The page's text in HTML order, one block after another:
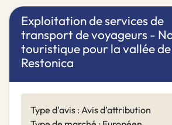
Exploitation de services de
transport de voyageurs -
touristique pour la vallée
Restonica
Type d'avis : Avis d’attribution